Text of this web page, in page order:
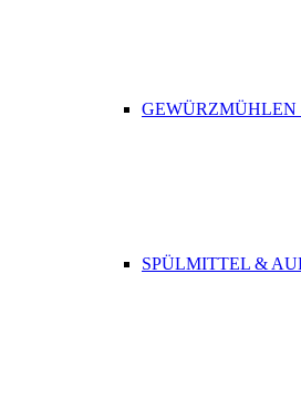
GEWÜRZMÜHLEN
SPÜLMITTEL &